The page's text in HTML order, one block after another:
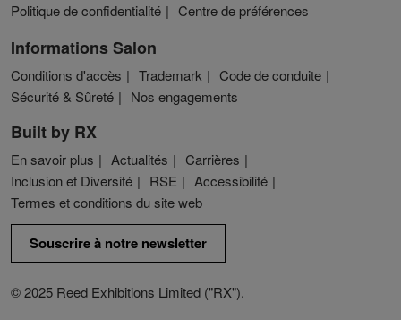
Politique de confidentialité
Centre de préférences
Informations Salon
Conditions d'accès Trademark
Code de conduite
Sécurité & Sûreté
Nos engagements
Built by RX
En savoir plus Actualités
Carrières
Inclusion et Diversité
RSE
Accessibilité
Termes et conditions du site web
Souscrire à notre newsletter
© 2025 Reed Exhibitions Limited ("RX").